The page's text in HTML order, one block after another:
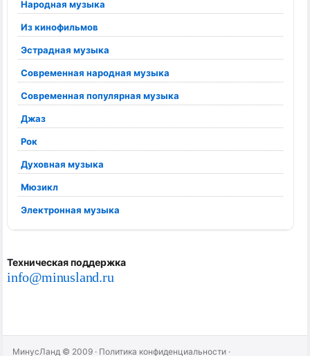
Народная музыка
Из кинофильмов
Эстрадная музыка
Современная народная музыка
Современная популярная музыка
Джаз
Рок
Духовная музыка
Мюзикл
Электронная музыка
Техническая поддержка
info@minusland.ru
МинусЛанд © 2009 · Политика конфиденциальности ·